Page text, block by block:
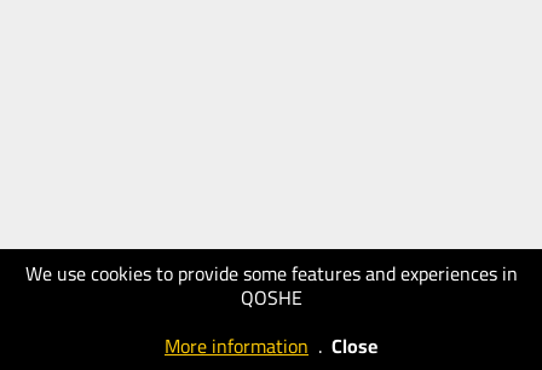
We use cookies to provide some features and experiences in
QOSHE
More information . Close